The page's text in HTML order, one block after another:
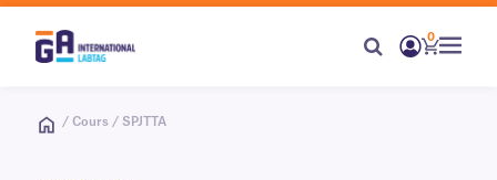
0
/ Cours / SPJTTA